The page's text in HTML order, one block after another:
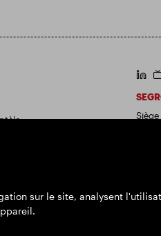
sur le site, analysent